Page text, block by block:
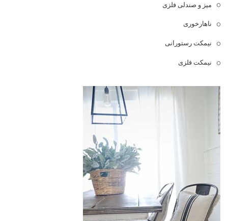
میز و صندلی فلزی
ناهارخوری
نیمکت رستورانی
نیمکت فلزی